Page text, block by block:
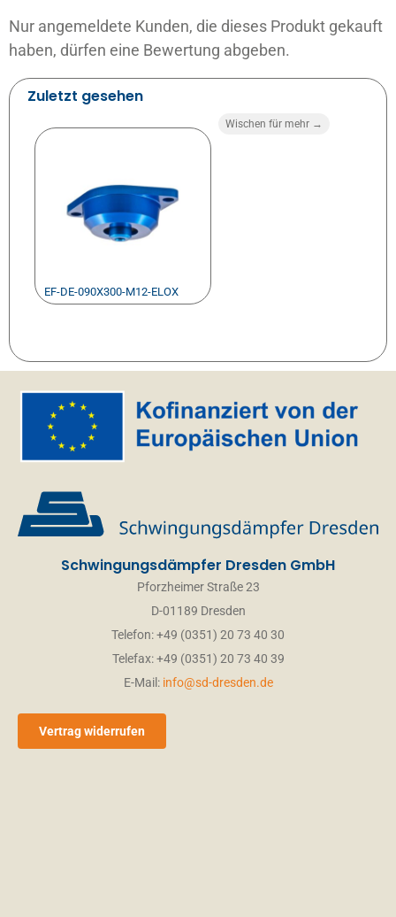
Nur angemeldete Kunden, die dieses Produkt gekauft
haben, dürfen eine Bewertung abgeben.
Zuletzt gesehen
Wischen für mehr →
EF-DE-090X300-M12-ELOX
Schwingungsdämpfer Dresden GmbH
Pforzheimer Straße 23
D-01189 Dresden
Telefon: +49 (0351) 20 73 40 30
Telefax: +49 (0351) 20 73 40 39
E-Mail: info@sd-dresden.de
Vertrag widerrufen